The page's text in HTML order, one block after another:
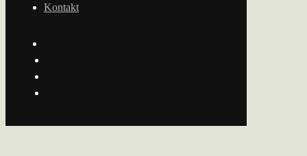
Kontakt